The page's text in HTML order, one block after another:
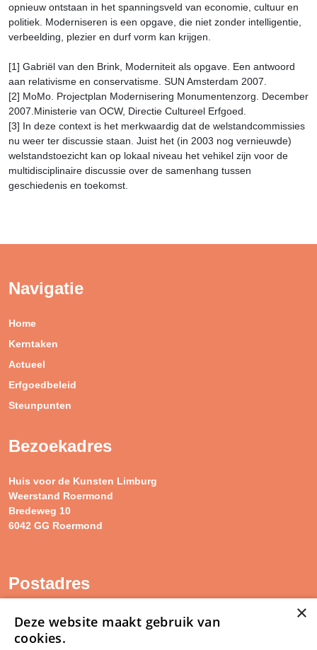
opnieuw ontstaan in het spanningsveld van economie, cultuur en
politiek. Moderniseren is een opgave, die niet zonder intelligentie,
verbeelding, plezier en durf vorm kan krijgen.
[1] Gabriël van den Brink, Moderniteit als opgave. Een antwoord
aan relativisme en conservatisme. SUN Amsterdam 2007.
[2] MoMo. Projectplan Modernisering Monumentenzorg. December
2007.Ministerie van OCW, Directie Cultureel Erfgoed.
[3] In deze context is het merkwaardig dat de welstandcommissies
nu weer ter discussie staan. Juist het (in 2003 nog vernieuwde)
welstandstoezicht kan op lokaal niveau het vehikel zijn voor de
multidisciplinaire discussie over de samenhang tussen
geschiedenis en toekomst.
Navigatie
Home
Kerntaken
Actueel
Erfgoedbeleid
Steunpunten
Bezoekadres
Huis voor de Kunsten Limburg
Weerstand Roermond
Bredeweg 10
6042 GG Roermond
Postadres
SAM Limburg
Postbus 203
×
Deze website maakt gebruik van
cookies.